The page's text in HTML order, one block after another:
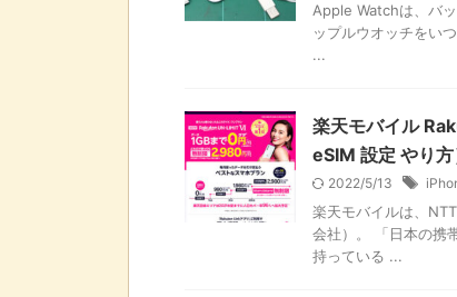
Apple Watchは、バ
ップルウオッチをい
...
楽天モバイル
eSIM 設定 やり方
2022/5/13
楽天モバイルは、
会社）。 「日本の携
持っている ...